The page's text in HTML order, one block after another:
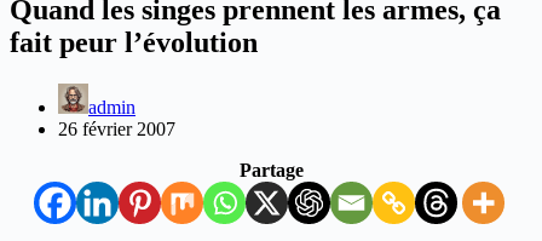
Quand les singes prennent les armes, ça
fait peur l’évolution
admin
26 février 2007
Partage